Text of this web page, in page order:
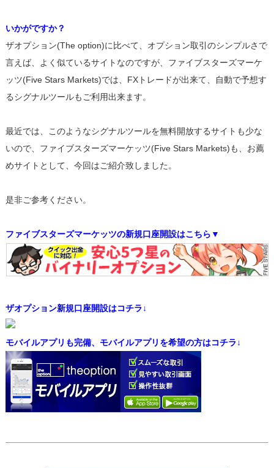
いかがですか？
ザオプション(The option)に比べて、オプション取引のシンプルさで
言えば、よく似ているサイトなのですが、ファイブスターズマーケ
ッツ(Five Stars Markets)では、FXトレードが出来て、自動で予想す
るシグナルツールもご利用出来ます。
最近では、このようなシグナルツールを無料開放するサイトも少な
いので、ファイブスターズマーケッツ(Five Stars Markets)も、お薦
めサイトとして、今回はご紹介致しました。
是非ご参考ください。
ファイブスターズマーケッツの新規口座開設はこちら▼
ザオプション新規口座開設はコチラ↓
モバイルアプリも完備、モバイルアプリを希望の方はコチラ↓